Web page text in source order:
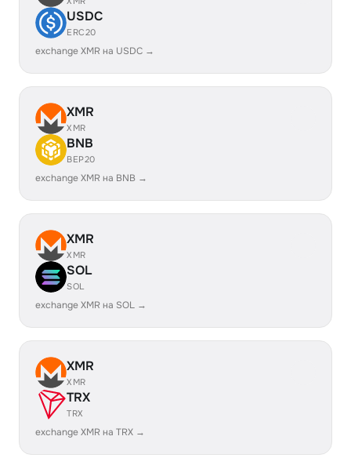
USDC
ERC20
exchange XMR на USDC →
XMR
XMR
BNB
BEP20
exchange XMR на BNB →
XMR
XMR
SOL
SOL
exchange XMR на SOL →
XMR
XMR
TRX
TRX
exchange XMR на TRX →